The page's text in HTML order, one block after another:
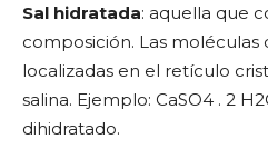
Sal hidratada: aquella que
composición. Las moléculas
localizadas en el retículo
salina. Ejemplo: CaSO4 . 2
dihidratado.